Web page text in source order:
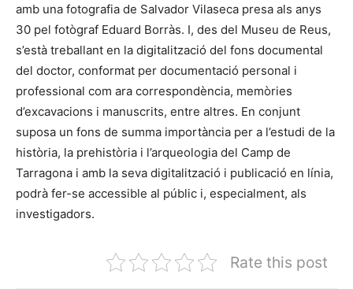
amb una fotografia de Salvador Vilaseca presa als anys
30 pel fotògraf Eduard Borràs. I, des del Museu de Reus,
s’està treballant en la digitalització del fons documental
del doctor, conformat per documentació personal i
professional com ara correspondència, memòries
d’excavacions i manuscrits, entre altres. En conjunt
suposa un fons de summa importància per a l’estudi de la
història, la prehistòria i l’arqueologia del Camp de
Tarragona i amb la seva digitalització i publicació en línia,
podrà fer-se accessible al públic i, especialment, als
investigadors.
Rate this post